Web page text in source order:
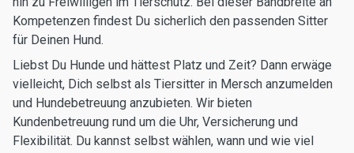
Kompetenzen findest Du sicherlich den passenden Sitter
für Deinen Hund.
Liebst Du Hunde und hättest Platz und Zeit? Dann erwäge
vielleicht, Dich selbst als Tiersitter in Mersch anzumelden
und Hundebetreuung anzubieten. Wir bieten
Kundenbetreuung rund um die Uhr, Versicherung und
Flexibilität. Du kannst selbst wählen, wann und wie viel